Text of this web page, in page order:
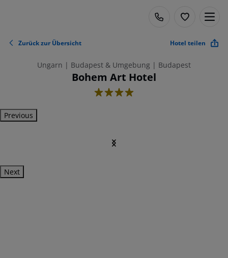
Zurück zur Übersicht Hotel teilen
Ungarn | Budapest & Umgebung | Budapest
Bohem Art Hotel
4
Previous
Next